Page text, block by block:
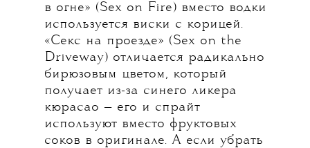
в огне» (Sex on Fire) вместо водки
используется виски с корицей.
«Секс на проезде» (Sex on the
Driveway) отличается радикально
бирюзовым цветом, который
получает из-за синего ликера
кюрасао — его и спрайт
используют вместо фруктовых
соков в оригинале. А если убрать